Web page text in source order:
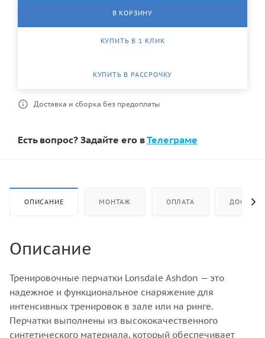
В КОРЗИНУ
КУПИТЬ В 1 КЛИК
КУПИТЬ В РАССРОЧКУ
Доставка и сборка без предоплаты
Есть вопрос? Задайте его вТелеграме
ОПИСАНИЕ МОНТАЖ ОПЛАТА
Описание
Тренировочные перчатки Lonsdale Ashdon — это
надежное и функциональное снаряжение для
интенсивных тренировок в зале или на ринге.
Перчатки выполнены из высококачественного
синтетического материала, который обеспечивает